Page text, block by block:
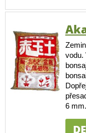
vodu.
6